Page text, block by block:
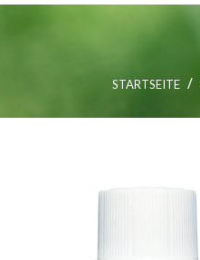
STARTSEITE